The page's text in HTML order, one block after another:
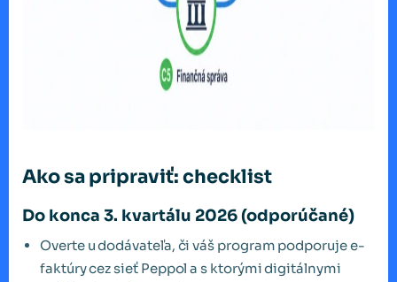
Ako sa pripraviť: checklist
Do konca 3. kvartálu 2026 (odporúčané)
Overte u dodávateľa, či váš program podporuje e-
faktúry cez sieť Peppol a s ktorými digitálnymi